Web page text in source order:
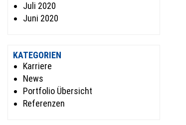
Juli 2020
Juni 2020
KATEGORIEN
Karriere
News
Portfolio Übersicht
Referenzen